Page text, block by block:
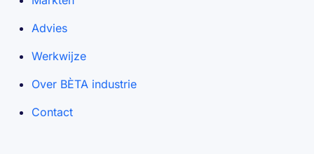
Advies
Werkwijze
Over BÈTA industrie
Contact